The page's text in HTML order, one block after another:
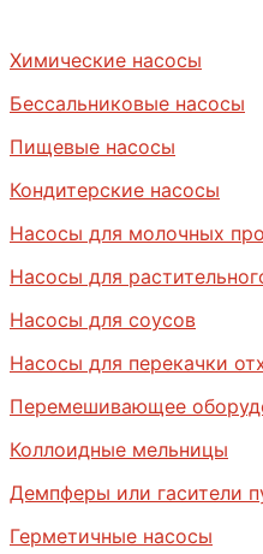
Химические насосы
Бессальниковые насосы
Пищевые насосы
Кондитерские насосы
Насосы для молочных
Насосы для
Насосы для соусов
Насосы для перекачки
Перемешивающее
Коллоидные мельницы
Демпферы или гасители
Герметичные насосы